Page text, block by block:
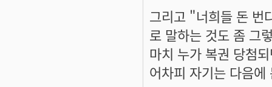
그리고 "너희들 돈 번
로 말하는 것도 좀 그
마치 누가 복권 당첨
어차피 자기는 다음